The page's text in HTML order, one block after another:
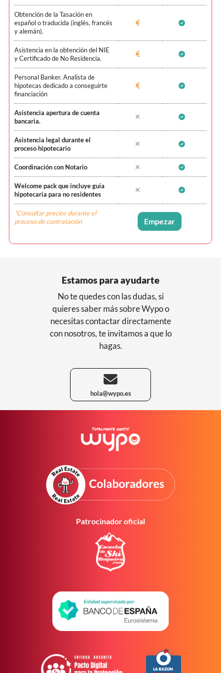
Obtención de la Tasación en
español o traducida (inglés, francés
y alemán).
Asistencia en la obtención del NIE
y Certificado de No Residencia.
Personal Banker. Analista de
hipotecas dedicado a conseguirte
financiación
Asistencia apertura de cuenta
bancaria.
Asistencia legal durante el
proceso hipotecario
Coordinación con Notario
Welcome pack que incluye guía
hipotecaria para no residentes
*Consultar precios durante el
proceso de contratación
Empezar
Estamos para ayudarte
No te quedes con las dudas, si
quieres saber más sobre Wypo o
necesitas contactar directamente
con nosotros, te invitamos a que lo
hagas.
hola@wypo.es
Patrocinador oficial